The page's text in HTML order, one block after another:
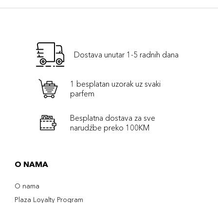
Dostava unutar 1-5 radnih dana
1 besplatan uzorak uz svaki
parfem
Besplatna dostava za sve
narudźbe preko 100KM
O NAMA
O nama
Plaza Loyalty Program